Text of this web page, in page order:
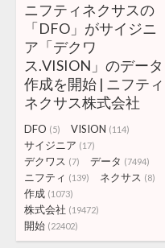
ニフティネクサスの
「DFO」がサイジニ
ア「デクワ
ス.VISION」のデータ
作成を開始 | ニフティ
ネクサス株式会社
DFO (5) VISION (114)
サイジニア (17)
デクワス (7) データ (7494)
ニフティ (139) ネクサス (8)
作成 (1073)
株式会社 (19472)
開始 (22402)